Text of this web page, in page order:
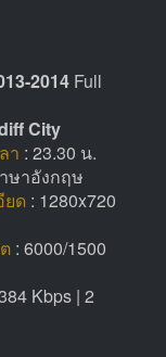
2014 Full
City
า : 23.30 น.
ษาอังกฤษ
ยด : 1280x720
: 6000/1500
Kbps | 2